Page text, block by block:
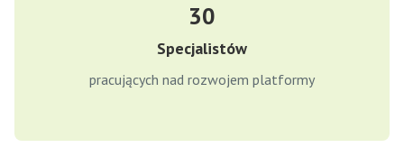
30
Specjalistów
pracujących nad rozwojem platformy